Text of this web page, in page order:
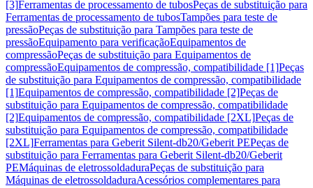
[3]Ferramentas de processamento de tubosPeças de substituição para
Ferramentas de processamento de tubosTampões para teste de
pressãoPeças de substituição para Tampões para teste de
pressãoEquipamento para verificaçãoEquipamentos de
compressãoPeças de substituição para Equipamentos de
compressãoEquipamentos de compressão, compatibilidade [1]Peças
de substituição para Equipamentos de compressão, compatibilidade
[1]Equipamentos de compressão, compatibilidade [2]Peças de
substituição para Equipamentos de compressão, compatibilidade
[2]Equipamentos de compressão, compatibilidade [2XL]Peças de
substituição para Equipamentos de compressão, compatibilidade
[2XL]Ferramentas para Geberit Silent-db20/Geberit PEPeças de
substituição para Ferramentas para Geberit Silent-db20/Geberit
PEMáquinas de eletrossoldaduraPeças de substituição para
Máquinas de eletrossoldaduraAcessórios complementares para